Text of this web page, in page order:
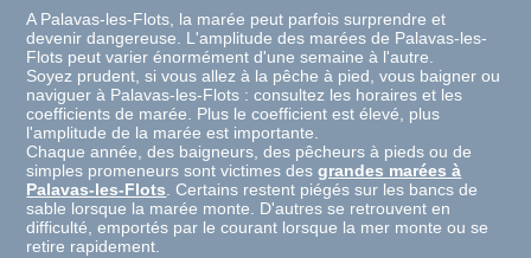
A Palavas-les-Flots, la marée peut parfois surprendre et
devenir dangereuse. L'amplitude des marées de Palavas-les-
Flots peut varier énormément d'une semaine à l'autre.
Soyez prudent, si vous allez à la pêche à pied, vous baigner ou
naviguer à Palavas-les-Flots : consultez les horaires et les
coefficients de marée. Plus le coefficient est élevé, plus
l'amplitude de la marée est importante.
Chaque année, des baigneurs, des pêcheurs à pieds ou de
simples promeneurs sont victimes desgrandes marées à
Palavas-les-Flots. Certains restent piégés sur les bancs de
sable lorsque la marée monte. D'autres se retrouvent en
difficulté, emportés par le courant lorsque la mer monte ou se
retire rapidement.